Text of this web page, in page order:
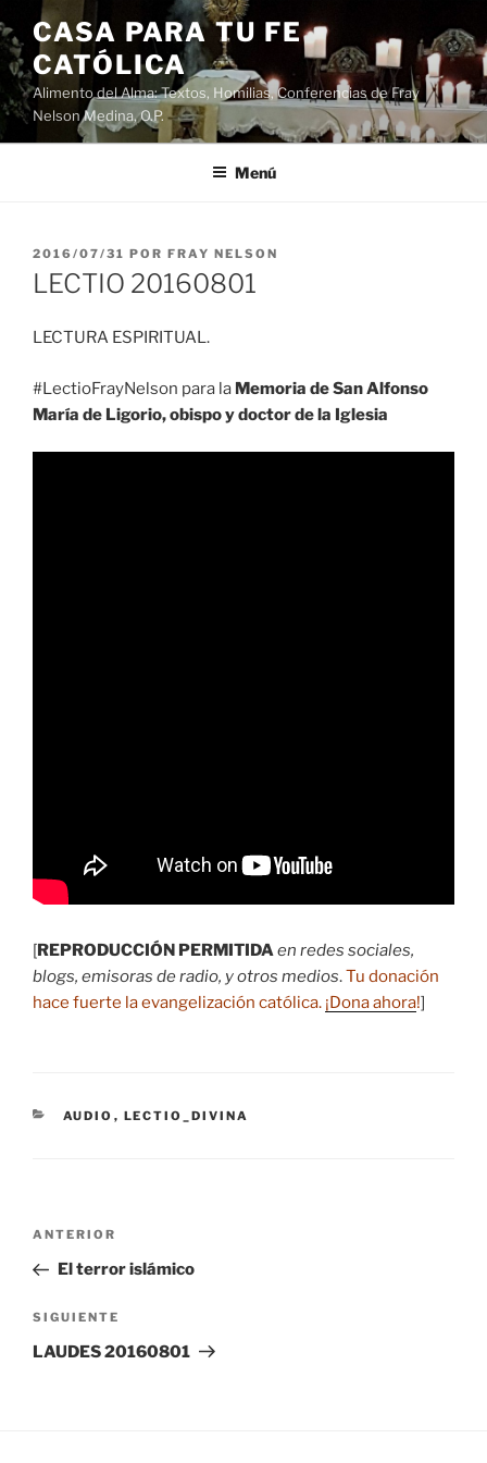
Saltar
al
contenido
CASA PARA TU FE
CATÓLICA
Alimento del Alma: Textos, Homilias, Conferencias de Fray
Nelson Medina, O.P.
Menú
PUBLICADO
EL
2016/07/31 POR FRAY NELSON
LECTIO 20160801
LECTURA ESPIRITUAL.
#LectioFrayNelson para la Memoria de San Alfonso
María de Ligorio, obispo y doctor de la Iglesia
[REPRODUCCIÓN PERMITIDAen redes sociales,
blogs, emisoras de radio, y otros medios.Tu donación
hace fuerte la evangelización católica. ¡Dona ahora!]
CATEGORÍAS
AUDIO , LECTIO_DIVINA
Navegación
entradas
Entrada
anterior:
ANTERIOR
El terror islámico
Siguiente
entrada
SIGUIENTE
LAUDES 20160801